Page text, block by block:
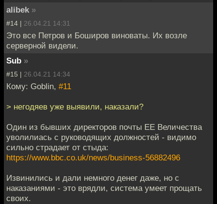
alibek »
#14 | 26.04.21 14:31
Это все Петров и Боширов виноваты. Их возле
серверной видели.
Sub »
#15 | 26.04.21 14:34
Кому: Goblin, #11
> негодяев уже выявили, наказали?
Один из бывших директоров почты ЕЕ Величества
уволилиась с руководящих должностей - видимо
сильно страдает от стыда:
https://www.bbc.co.uk/news/business-56882496
Извинились и дали немного денег даже, но с
наказаниями - это врядли, система умеет прощать
своих.